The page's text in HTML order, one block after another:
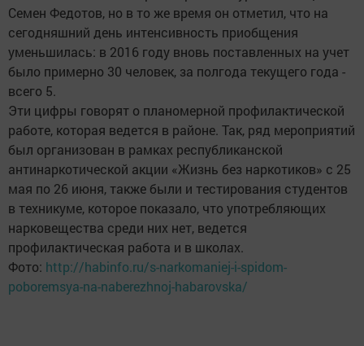
Семен Федотов, но в то же время он отметил, что на
сегодняшний день интенсивность приобщения
уменьшилась: в 2016 году вновь поставленных на учет
было примерно 30 человек, за полгода текущего года -
всего 5.
Эти цифры говорят о планомерной профилактической
работе, которая ведется в районе. Так, ряд мероприятий
был организован в рамках республиканской
антинаркотической акции «Жизнь без наркотиков» с 25
мая по 26 июня, также были и тестирования студентов
в техникуме, которое показало, что употребляющих
нарковещества среди них нет, ведется
профилактическая работа и в школах.
Фото: http://habinfo.ru/s-narkomaniej-i-spidom-
poboremsya-na-naberezhnoj-habarovska/